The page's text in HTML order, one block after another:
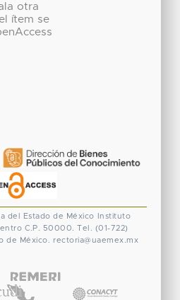
otra
ítem se
del Estado de México
Instituto
C.P. 50000. Tel. (01-722)
de México. rectoria@uaemex.mx